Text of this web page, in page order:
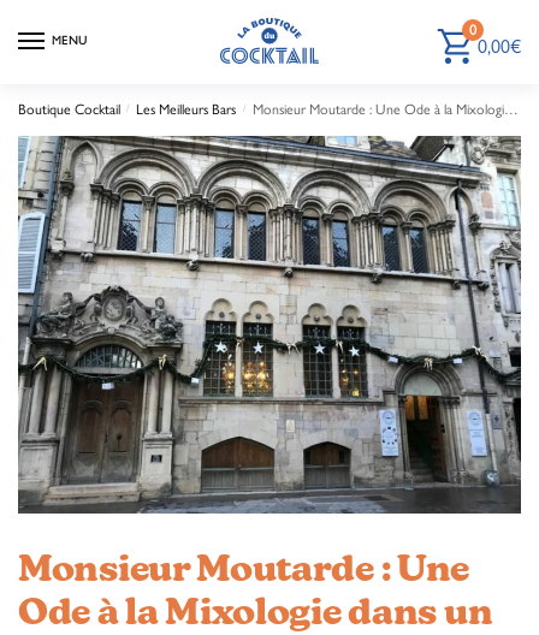
MENU
0
0,00€
Boutique Cocktail / Les Meilleurs Bars / Monsieur Moutarde : Une Ode à la Mixologie dans un Univers Insolite
Monsieur Moutarde : Une
Ode à la Mixologie dans un